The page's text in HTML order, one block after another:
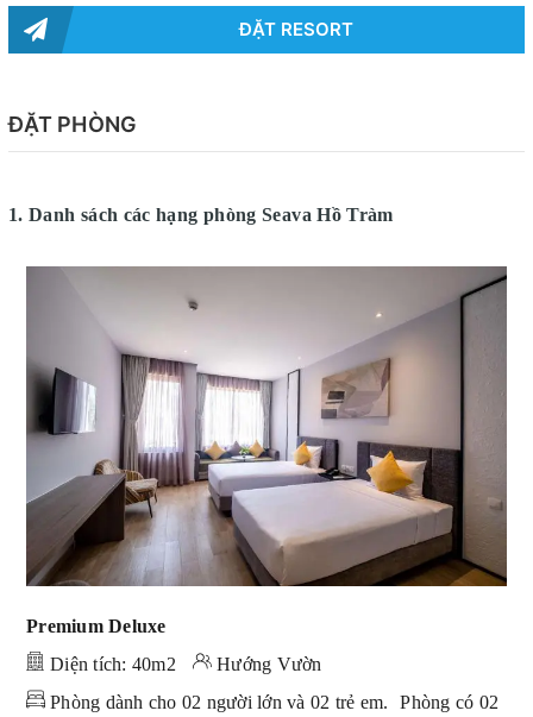
ĐẶT RESORT
ĐẶT PHÒNG
1. Danh sách các hạng phòngSeava Hồ Tràm
Premium Deluxe
Diện tích: 40m2
Hướng Vườn
Phòng dành cho 02 người lớn và 02 trẻ em.
Phòng có 02